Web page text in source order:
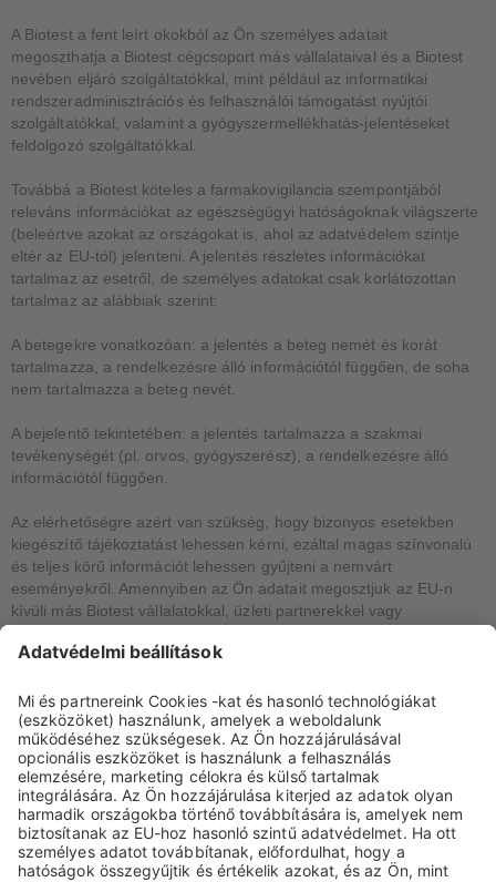
A Biotest a fent leírt okokból az Ön személyes adatait
megoszthatja a Biotest cégcsoport más vállalataival és a Biotest
nevében eljáró szolgáltatókkal, mint például az informatikai
rendszeradminisztrációs és felhasználói támogatást nyújtói
szolgáltatókkal, valamint a gyógyszermellékhatás-jelentéseket
feldolgozó szolgáltatókkal.
Továbbá a Biotest köteles a farmakovigilancia szempontjából
releváns információkat az egészségügyi hatóságoknak világszerte
(beleértve azokat az országokat is, ahol az adatvédelem szintje
eltér az EU-tól) jelenteni. A jelentés részletes információkat
tartalmaz az esetről, de személyes adatokat csak korlátozottan
tartalmaz az alábbiak szerint:
A betegekre vonatkozóan: a jelentés a beteg nemét és korát
tartalmazza, a rendelkezésre álló információtól függően, de soha
nem tartalmazza a beteg nevét.
A bejelentő tekintetében: a jelentés tartalmazza a szakmai
tevékenységét (pl. orvos, gyógyszerész), a rendelkezésre álló
információtól függően.
Az elérhetőségre azért van szükség, hogy bizonyos esetekben
kiegészítő tájékoztatást lehessen kérni, ezáltal magas színvonalú
és teljes körű információt lehessen gyűjteni a nemvárt
eseményekről. Amennyiben az Ön adatait megosztjuk az EU-n
kívüli más Biotest vállalatokkal, üzleti partnerekkel vagy
védelmét. Ennek érdekében megfelelő szerződéseket kötünk,
A harmadik felekre vonatkozó információkat és a
szerződések/megállapodások másolatát a
datenschutz@biotest.come-mail címen kérheti.
Az adatvédelemmel és az Ön jogaival kapcsolatos további
információkért kérjük olvassa el adatvédelmi nyilatkozatunkat az
alábbi weboldalon: https://
www.biotest.com/hu/hu/service_navigation/adatvedelmi-